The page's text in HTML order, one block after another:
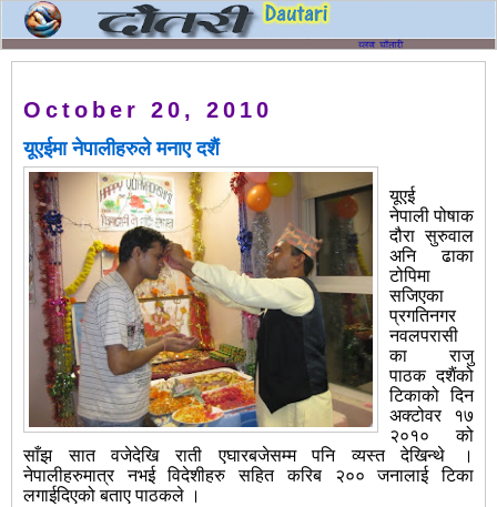
October 20, 2010
यूएईमा नेपालीहरुले मनाए दशैं
यूएई
नेपाली पोषाक
दौरा सुरुवाल
अनि ढाका
टोपिमा
सजिएका
प्रगतिनगर
नवलपरासी
का राजु
पाठक दशैंको
टिकाको दिन
अक्टोवर १७
२०१० को
साँझ सात वजेदेखि राती एघारबजेसम्म पनि व्यस्त देखिन्थे ।
नेपालीहरुमात्र नभई विदेशीहरु सहित करिब २०० जनालाई टिका
लगाईदिएको बताए पाठकले ।